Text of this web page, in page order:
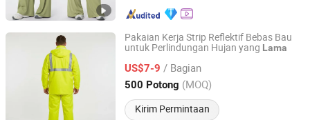
Pakaian Kerja Strip Reflektif Bebas Bau
untuk Perlindungan Hujan yang Lama
US$7-9 / Bagian
500 Potong (MOQ)
Kirim Permintaan
Fujian Flame Industry and Trade Co., Limited
Fujian, China Harga mulai 2026